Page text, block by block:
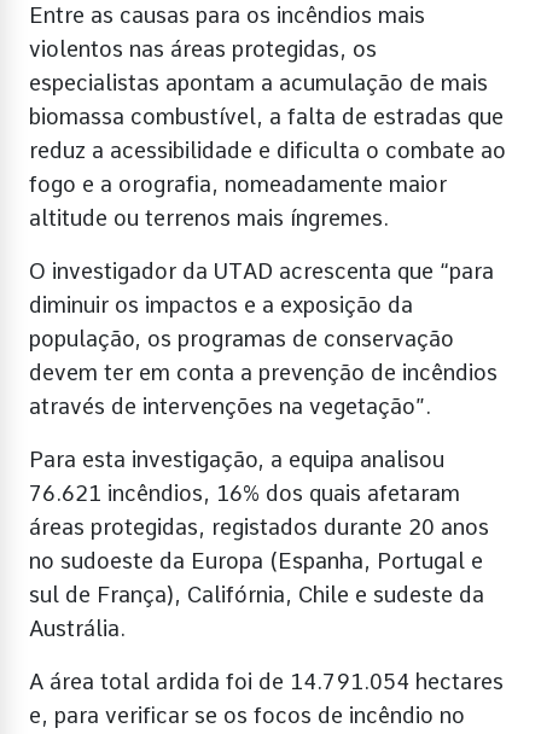
Entre as causas para os incêndios mais
violentos nas áreas protegidas, os
especialistas apontam a acumulação de mais
biomassa combustível, a falta de estradas que
reduz a acessibilidade e dificulta o combate ao
fogo e a orografia, nomeadamente maior
altitude ou terrenos mais íngremes.
O investigador da UTAD acrescenta que “para
diminuir os impactos e a exposição da
população, os programas de conservação
devem ter em conta a prevenção de incêndios
através de intervenções na vegetação”.
Para esta investigação, a equipa analisou
76.621 incêndios, 16% dos quais afetaram
áreas protegidas, registados durante 20 anos
no sudoeste da Europa (Espanha, Portugal e
sul de França), Califórnia, Chile e sudeste da
Austrália.
A área total ardida foi de 14.791.054 hectares
e, para verificar se os focos de incêndio no